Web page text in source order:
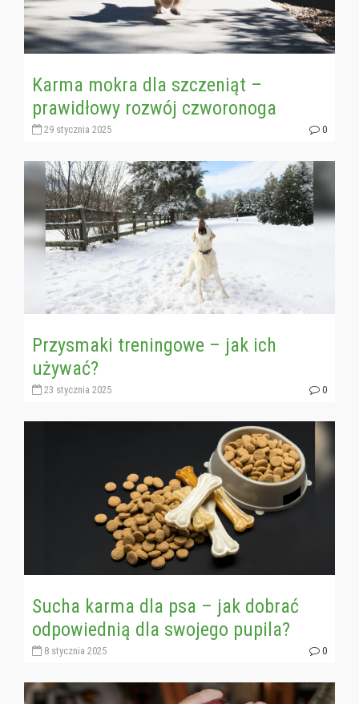
Karma mokra dla szczeniąt –
prawidłowy rozwój czworonoga
29 stycznia 2025 0
Przysmaki treningowe – jak ich
używać?
23 stycznia 2025 0
Sucha karma dla psa – jak dobrać
odpowiednią dla swojego pupila?
8 stycznia 2025 0